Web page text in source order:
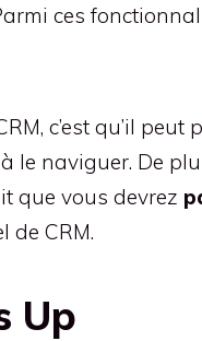
ces
c’est qu’il
le naviguer. De
que vous devrez
de CRM.
Up